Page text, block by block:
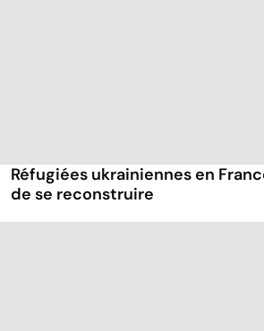
Réfugiées ukrainiennes en
de se reconstruire